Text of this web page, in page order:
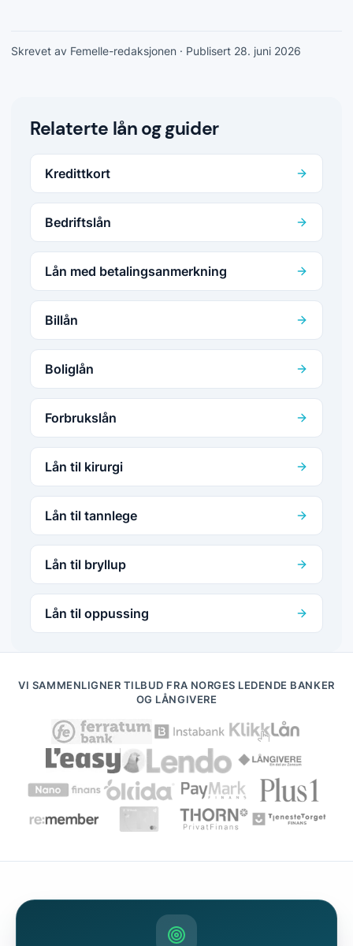
Skrevet av Femelle-redaksjonen · Publisert 28. juni 2026
Relaterte lån og guider
Kredittkort
Bedriftslån
Lån med betalingsanmerkning
Billån
Boliglån
Forbrukslån
Lån til kirurgi
Lån til tannlege
Lån til bryllup
Lån til oppussing
VI SAMMENLIGNER TILBUD FRA NORGES LEDENDE BANKER
OG LÅNGIVERE